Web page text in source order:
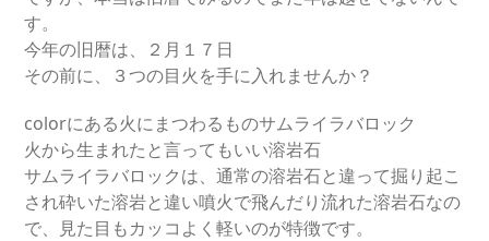
す。
今年の旧暦は、２月１７日
その前に、３つの目火を手に入れませんか？
colorにある火にまつわるものサムライラバロック
火から生まれたと言ってもいい溶岩石
サムライラバロックは、通常の溶岩石と違って掘り起こ
され砕いた溶岩と違い噴火で飛んだり流れた溶岩石なの
で、見た目もカッコよく軽いのが特徴です。